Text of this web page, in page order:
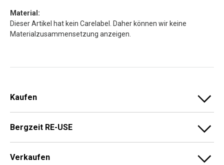
Material:
Dieser Artikel hat kein Carelabel. Daher können wir keine
Materialzusammensetzung anzeigen.
Kaufen
Bergzeit RE-USE
Verkaufen